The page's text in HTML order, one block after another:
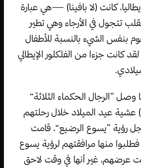
كانت (لا بافينا) —هي عبارة
تتجول في الأرجاء وهي تطير
الشيء بالنسبة للأطفال
لقد كانت جزءا من الفلكلور الإيطالي
”الرجال الحكماء الثلاثة“
عشية عيد الميلاد خلال رحلتهم
رؤية ”يسوع الرضيع“، قامت
منها مرافقتهم لرؤية يسوع
عرضهم، غير أنها في وقت لاحق